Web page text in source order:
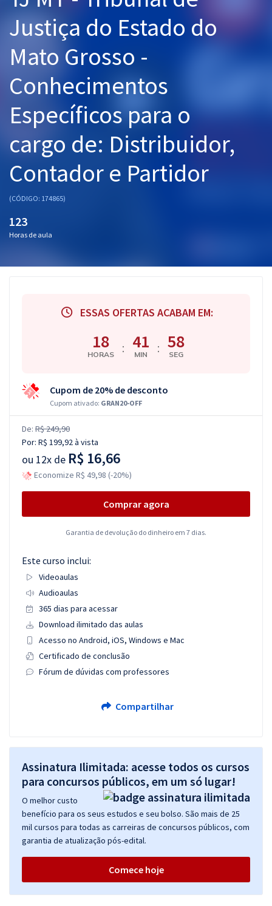
Graduação
Mentorias
Questões grátis
Conteúdo gratuito
Blog
Aprovados
Atendimento
Justiça do Estado do
Mato Grosso -
Conhecimentos
Específicos para o
cargo de: Distribuidor,
Contador e Partidor
(CÓDIGO: 174865)
123
Horas de aula
ESSAS OFERTAS ACABAM EM:
18
HORAS : 41
MIN : 57
SEG
Cupom de 20% de desconto
Cupom ativado: GRAN20-OFF
De: R$ 249,90
Por: R$ 199,92à vista
ou 12x de R$ 16,66
Economize R$ 49,98 (-20%)
Comprar agora
Garantia de devolução do dinheiro em 7 dias.
Este curso inclui:
Videoaulas
Audioaulas
365 dias para acessar
Download ilimitado das aulas
Acesso no Android, iOS, Windows e Mac
Certificado de conclusão
Fórum de dúvidas com professores
Compartilhar
Assinatura Ilimitada: acesse todos os cursos
para concursos públicos, em um só lugar!
O melhor custo
benefício para os seus estudos e seu bolso. São mais de 25
mil cursos para todas as carreiras de concursos públicos, com
garantia de atualização pós-edital.
Comece hoje